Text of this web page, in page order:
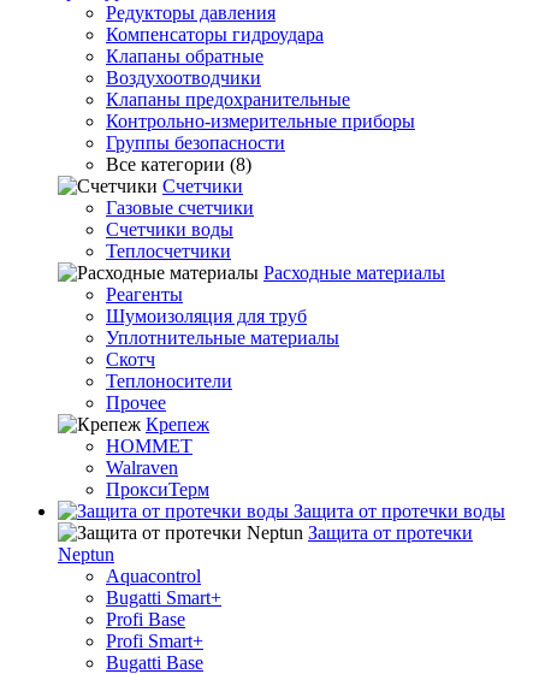
Редукторы давления
Компенсаторы гидроудара
Клапаны обратные
Воздухоотводчики
Клапаны предохранительные
Контрольно-измерительные приборы
Группы безопасности
Все категории (8)
Счетчики
Газовые счетчики
Счетчики воды
Теплосчетчики
Расходные материалы
Реагенты
Шумоизоляция для труб
Уплотнительные материалы
Скотч
Теплоносители
Прочее
Крепеж
HOMMET
Walraven
ПроксиТерм
Защита от протечки воды
Защита от протечки
Neptun
Aquacontrol
Bugatti Smart+
Profi Base
Profi Smart+
Bugatti Base